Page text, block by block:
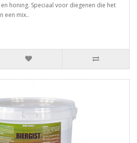
honing. Speciaal voor diegenen die het
een mix..